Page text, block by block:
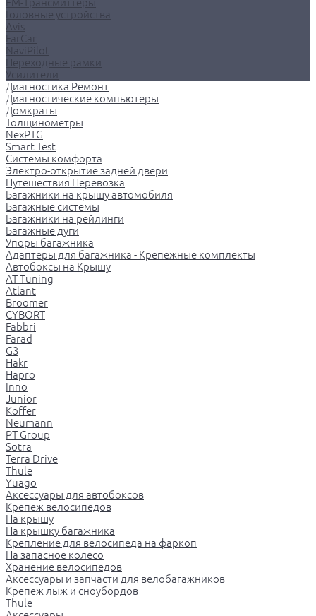
FM-Трансмиттеры
Головные устройства
Avis
FarCar
NaviPilot
Переходные рамки
Усилители
Диагностика Ремонт
Диагностические компьютеры
Домкраты
Толщинометры
NexPTG
Smart Test
Системы комфорта
Электро-открытие задней двери
Путешествия Перевозка
Багажники на крышу автомобиля
Багажные системы
Багажники на рейлинги
Багажные дуги
Упоры багажника
Адаптеры для багажника - Крепежные комплекты
Автобоксы на Крышу
AT Tuning
Atlant
Broomer
CYBORT
Fabbri
Farad
G3
Hakr
Hapro
Inno
Junior
Koffer
Neumann
PT Group
Sotra
Terra Drive
Thule
Yuago
Аксессуары для автобоксов
Крепеж велосипедов
На крышу
На крышку багажника
Крепление для велосипеда на фаркоп
На запасное колесо
Хранение велосипедов
Аксессуары и запчасти для велобагажников
Крепеж лыж и сноубордов
Thule